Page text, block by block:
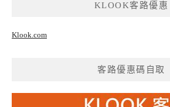
KLOOK客路優惠
Klook.com
客路優惠碼自取